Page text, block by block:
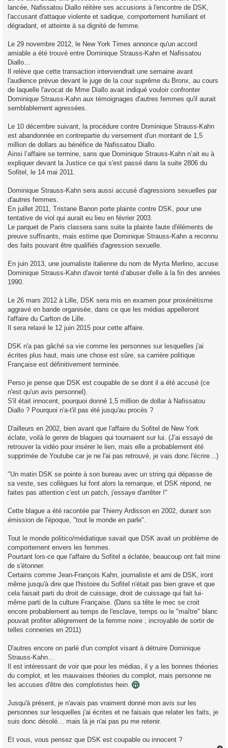
lancée, Nafissatou Diallo réitère ses accusions à l'encontre de DSK,
l'accusant d'attaque violente et sadique, comportement humiliant et
dégradant, et atteinte à sa dignité de femme.
Le 29 novembre 2012, le New York Times annonce qu'un accord
amiable a été trouvé entre Dominique Strauss-Kahn et Nafissatou
Diallo…
Il relève que cette transaction interviendrait une semaine avant
l'audience prévue devant le juge de la cour suprême du Bronx, au cours
de laquelle l'avocat de Mme Diallo avait indiqué vouloir confronter
Dominique Strauss-Kahn aux témoignages d'autres femmes qu'il aurait
semblablement agressées.
Le 10 décembre suivant, la procédure contre Dominique Strauss-Kahn
est abandonnée en contrepartie du versement d'un montant de 1,5
million de dollars au bénéfice de Nafissatou Diallo.
Ainsi l’affaire se termine, sans que Dominique Strauss-Kahn n’ait eu à
expliquer devant la Justice ce qui s'est passé dans la suite 2806 du
Sofitel, le 14 mai 2011.
Dominique Strauss-Kahn sera aussi accusé d'agressions sexuelles par
d'autres femmes.
En juillet 2011, Tristane Banon porte plainte contre DSK, pour une
tentative de viol qui aurait eu lieu en février 2003.
Le parquet de Paris classera sans suite la plainte faute d'éléments de
preuve suffisants, mais estime que Dominique Strauss-Kahn a reconnu
des faits pouvant être qualifiés d'agression sexuelle.
En juin 2013, une journaliste italienne du nom de Myrta Merlino, accuse
Dominique Strauss-Kahn d'avoir tenté d’abuser d'elle à la fin des années
1990.
Le 26 mars 2012 à Lille, DSK sera mis en examen pour proxénétisme
aggravé en bande organisée, dans ce que les médias appelleront
l'affaire du Carlton de Lille.
Il sera relaxé le 12 juin 2015 pour cette affaire.
DSK n'a pas gâché sa vie comme les personnes sur lesquelles j'ai
écrites plus haut, mais une chose est sûre, sa carrière politique
Française est définitivement terminée.
Perso je pense que DSK est coupable de se dont il a été accusé (ce
n'est qu'un avis personnel).
S'il était innocent, pourquoi donné 1,5 million de dollar à Nafissatou
Diallo ? Pourquoi n'a-t'il pas été jusqu'au procès ?
D'ailleurs en 2002, bien avant que l'affaire du Sofitel de New York
éclate, voilà le genre de blagues qui tournaient sur lui. (J'ai essayé de
retrouver la vidéo pour insérer le lien, mais elle a probablement été
supprimée de Youtube car je ne l'ai pas retrouvé, je vais donc l'écrire…)
"Un matin DSK se pointe à son bureau avec un string qui dépasse de
sa veste, ses collègues lui font alors la remarque, et DSK répond, ne
faites pas attention c'est un patch, j'essaye d'arrêter !"
Cette blague a été racontée par Thierry Ardisson en 2002, durant son
émission de l'époque, "tout le monde en parle".
Tout le monde politico/médiatique savait que DSK avait un problème de
comportement envers les femmes.
Pourtant lors-ce que l'affaire du Sofitel a éclatée, beaucoup ont fait mine
de s'étonner.
Certains comme Jean-François Kahn, journaliste et ami de DSK, iront
même jusqu'à dire que l'histoire du Sofitel n'était pas bien grave et que
cela faisait parti du droit de cuissage, droit de cuissage qui fait lui-
même parti de la culture Française. (Dans sa tête le mec se croit
encore probablement au temps de l'esclave, temps ou le "maître" blanc
pouvait profiter allègrement de la femme noire ; incroyable de sortir de
telles conneries en 2011)
D'autres encore on parlé d'un complot visant à détruire Dominique
Strauss-Kahn…
Il est intéressant de voir que pour les médias, il y a les bonnes théories
du complot, et les mauvaises théories du complot, mais personne ne
les accuses d'être des complotistes hein.
Jusqu'à présent, je n'avais pas vraiment donné mon avis sur les
personnes sur lesquelles j'ai écrites et ne faisais que relater les faits, je
suis donc désolé… mais là je n'ai pas pu me retenir.
Et vous, vous pensez que DSK est coupable ou innocent ?